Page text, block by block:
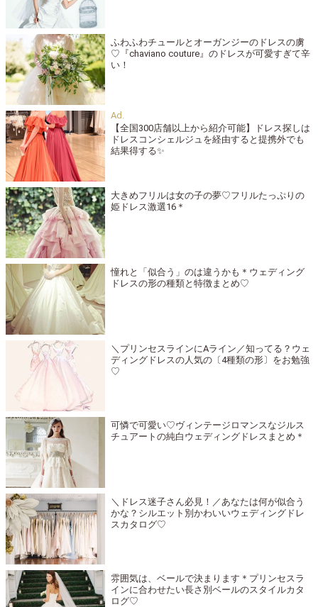
ふわふわチュールとオーガンジーのドレスの虜
♡『chaviano couture』のドレスが可愛すぎて辛
い！
【全国300店舗以上から紹介可能】ドレス探しは
ドレスコンシェルジュを経由すると提携外でも
結果得する✨
大きめフリルは女の子の夢♡フリルたっぷりの
姫ドレス激選16＊
憧れと「似合う」のは違うかも＊ウェディング
ドレスの形の種類と特徴まとめ♡
＼プリンセスラインにAライン／知ってる？ウェ
ディングドレスの人気の〔4種類の形〕をお勉強
♡
可憐で可愛い♡ヴィンテージロマンスなジルス
チュアートの純白ウェディングドレスまとめ＊
＼ドレス迷子さん必見！／あなたは何が似合う
かな？シルエット別かわいいウェディングドレ
スカタログ♡
雰囲気は、ベールで決まります＊プリンセスラ
インに合わせたい長さ別ベールのスタイルカタ
ログ♡